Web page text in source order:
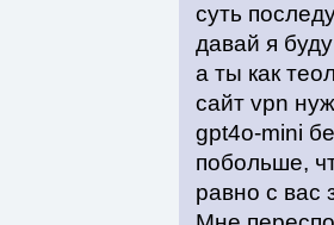
суть
давай я
а ты как
сайт vpn
gpt4o-mini
побольше,
равно с вас